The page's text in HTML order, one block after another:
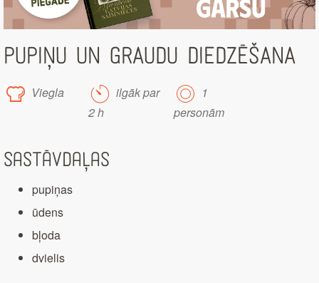
PUPIŅU UN GRAUDU DIEDZĒŠANA
Viegla
ilgāk par
2 h
1
personām
Sastāvdaļas
pupiņas
ūdens
bļoda
dvielis